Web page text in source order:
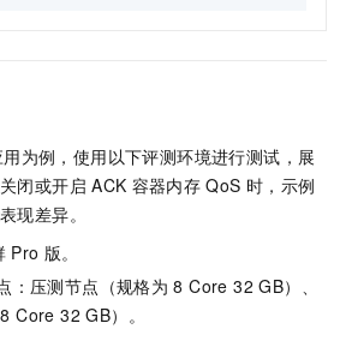
用为例，使用以下评测环境进行测试，展
闭或开启 ACK 容器内存 QoS 时，示例
现差异。
Pro 版。
：压测节点（规格为 8 Core 32 GB）、
8 Core 32 GB）。